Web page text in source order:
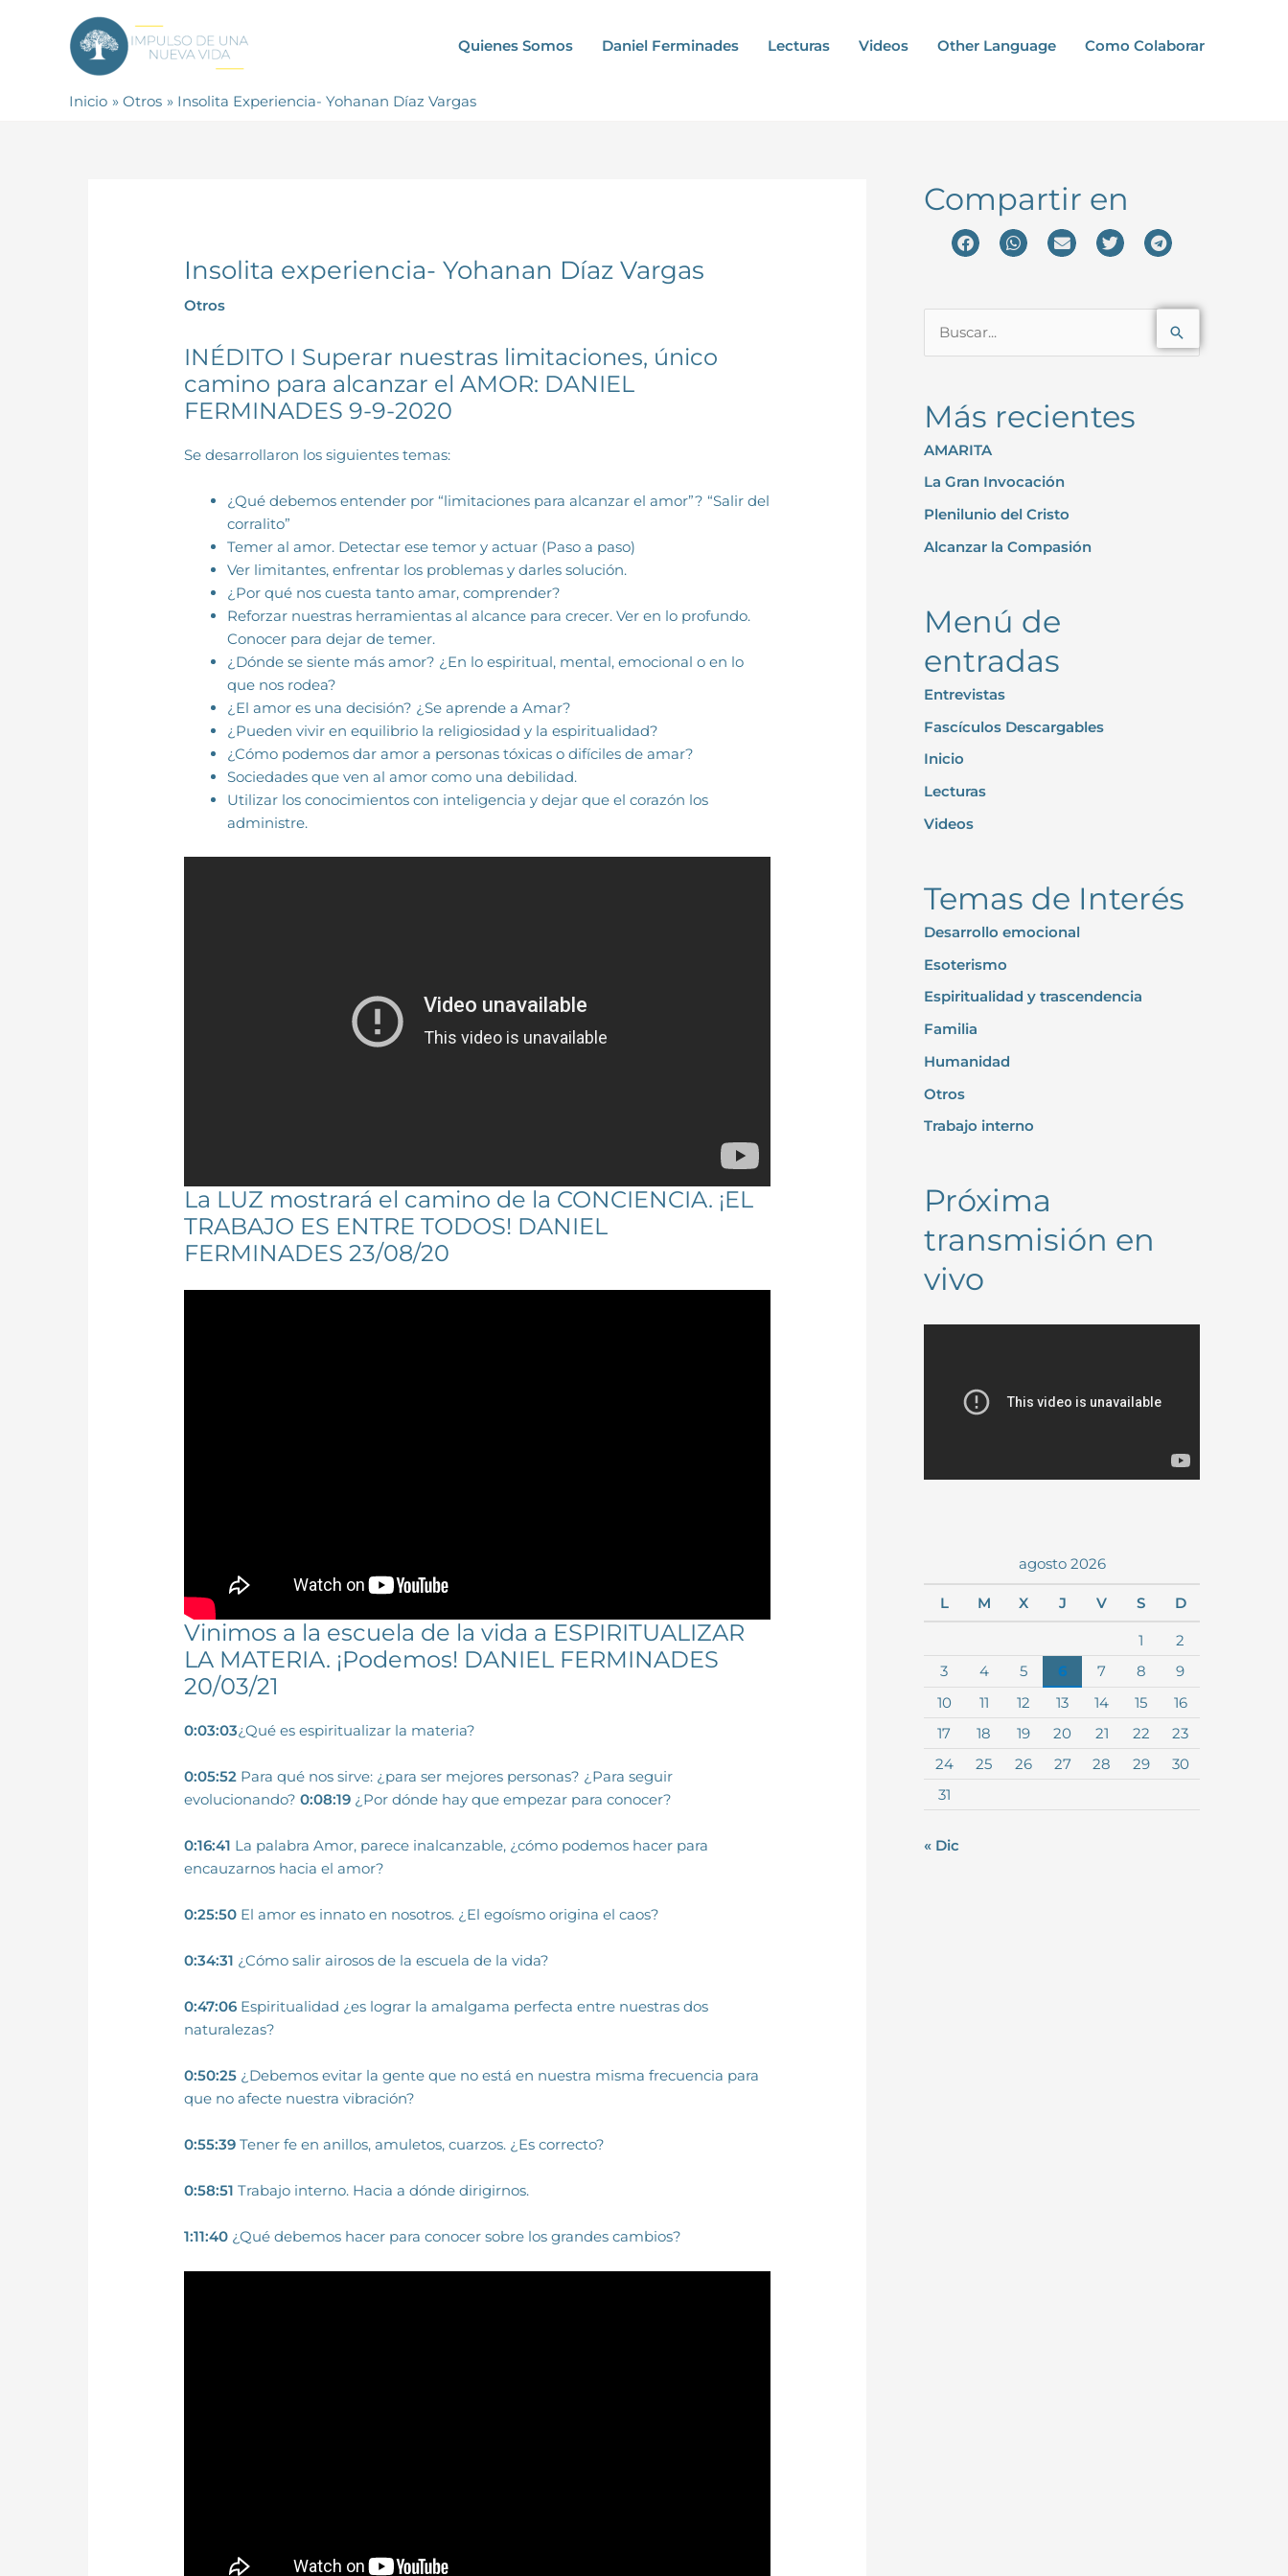
contenido
Quienes Somos Daniel Ferminades Lecturas Videos Other Language Como Colaborar
Inicio Otros Insolita Experiencia- Yohanan Díaz Vargas
Insolita experiencia- Yohanan Díaz Vargas
Otros
INÉDITO I Superar nuestras limitaciones, único
camino para alcanzar el AMOR: DANIEL
FERMINADES 9-9-2020
Se desarrollaron los siguientes temas:
¿Qué debemos entender por “limitaciones para alcanzar el amor”? “Salir del
corralito”
Temer al amor. Detectar ese temor y actuar (Paso a paso)
Ver limitantes, enfrentar los problemas y darles solución.
¿Por qué nos cuesta tanto amar, comprender?
Reforzar nuestras herramientas al alcance para crecer. Ver en lo profundo.
Conocer para dejar de temer.
¿Dónde se siente más amor? ¿En lo espiritual, mental, emocional o en lo
que nos rodea?
¿El amor es una decisión? ¿Se aprende a Amar?
¿Pueden vivir en equilibrio la religiosidad y la espiritualidad?
¿Cómo podemos dar amor a personas tóxicas o difíciles de amar?
Sociedades que ven al amor como una debilidad.
Utilizar los conocimientos con inteligencia y dejar que el corazón los
administre.
La LUZ mostrará el camino de la CONCIENCIA. ¡EL
TRABAJO ES ENTRE TODOS! DANIEL
FERMINADES 23/08/20
Vinimos a la escuela de la vida a ESPIRITUALIZAR
LA MATERIA. ¡Podemos! DANIEL FERMINADES
20/03/21
0:03:03¿Qué es espiritualizar la materia?
0:05:52 Para qué nos sirve: ¿para ser mejores personas? ¿Para seguir
evolucionando?0:08:19 ¿Por dónde hay que empezar para conocer?
0:16:41 La palabra Amor, parece inalcanzable, ¿cómo podemos hacer para
encauzarnos hacia el amor?
0:25:50 El amor es innato en nosotros. ¿El egoísmo origina el caos?
0:34:31 ¿Cómo salir airosos de la escuela de la vida?
0:47:06 Espiritualidad ¿es lograr la amalgama perfecta entre nuestras dos
naturalezas?
0:50:25 ¿Debemos evitar la gente que no está en nuestra misma frecuencia para
que no afecte nuestra vibración?
0:55:39 Tener fe en anillos, amuletos, cuarzos. ¿Es correcto?
0:58:51 Trabajo interno. Hacia a dónde dirigirnos.
1:11:40 ¿Qué debemos hacer para conocer sobre los grandes cambios?
Compartir en
a
r
p
Más recientes
AMARITA
La Gran Invocación
Plenilunio del Cristo
Alcanzar la Compasión
Menú de
entradas
Entrevistas
Fascículos Descargables
Inicio
Lecturas
Videos
Temas de Interés
Desarrollo emocional
Esoterismo
Espiritualidad y trascendencia
Familia
Humanidad
Otros
Trabajo interno
Próxima
transmisión en
vivo
agosto 2026
L M X J V S D
1
2
3
4 5 6 7 8
9
10
11 12 13 14 15
16
17
18 19 20 21 22
23
24
25 26 27 28 29
30
31
« Dic